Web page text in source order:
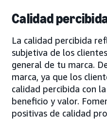
Calidad
La calidad percibida
subjetiva de los
general de tu marca.
marca, ya que los
calidad percibida con
beneficio y valor.
positivas de calidad